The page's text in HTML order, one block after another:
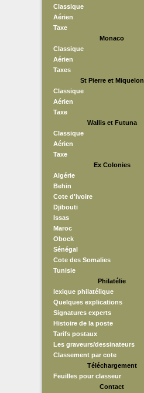
Classique
Aérien
Taxe
Monaco
Classique
Aérien
Taxes
St Pierre et Miquelon
Classique
Aérien
Taxe
Wallis et Futuna
Classique
Aérien
Taxe
Ex Colonies
Algérie
Behin
Cote d'ivoire
Djibouti
Issas
Maroc
Obock
Sénégal
Cote des Somalies
Tunisie
Philatélie
lexique philatélique
Quelques explications
Signatures experts
Histoire de la poste
Tarifs postaux
Les graveurs/dessinateurs
Classement par cote
Téléchargement
Feuilles pour classeur
Contact